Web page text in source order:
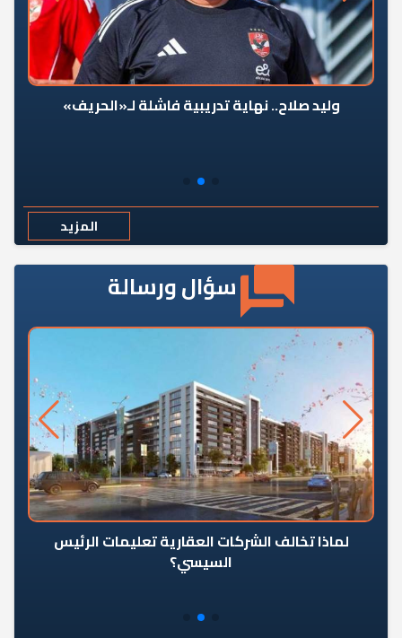
وليد صلاح.. نهاية تدريبية فاشلة لـ«الحريف»
المزيد
سؤال ورسالة
لماذا تخالف الشركات العقارية تعليمات الرئيس
السيسي؟